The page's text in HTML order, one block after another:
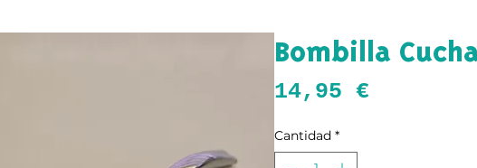
Bombilla
14,95 €
Cantidad *